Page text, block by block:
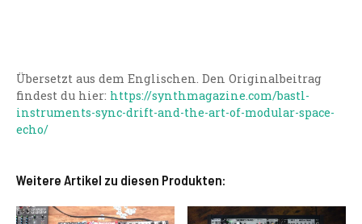
Übersetzt aus dem Englischen. Den Originalbeitrag
findest du hier: https://synthmagazine.com/bastl-
instruments-sync-drift-and-the-art-of-modular-space-
echo/
Weitere Artikel zu diesen Produkten: